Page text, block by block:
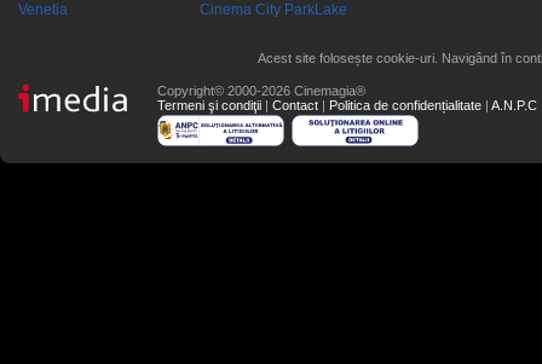
Venetia
Cinema City ParkLake
Acest site folosește cookie-uri. Navigând în
Copyright© 2000-2026 Cinemagia®
Termeni şi condiţii | Contact | Politica de confidențialitate | A.N.P.C